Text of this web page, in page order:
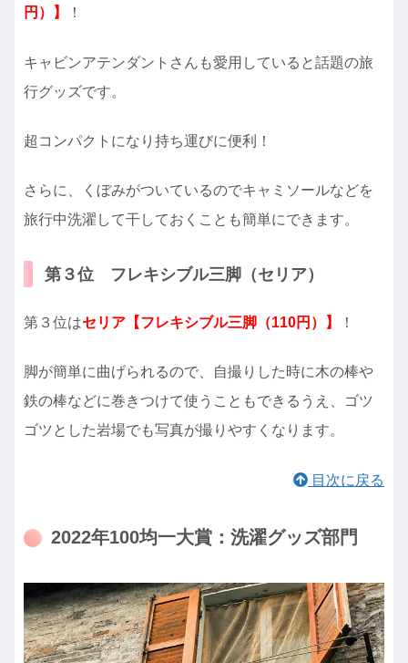
円）】
！
キャビンアテンダントさんも愛用していると話題の旅
行グッズです。
超コンパクトになり持ち運びに便利！
さらに、くぼみがついているのでキャミソールなどを
旅行中洗濯して干しておくことも簡単にできます。
第３位 フレキシブル三脚（セリア）
第３位はセリア【フレキシブル三脚（110円）】 ！
脚が簡単に曲げられるので、自撮りした時に木の棒や
鉄の棒などに巻きつけて使うこともできるうえ、ゴツ
ゴツとした岩場でも写真が撮りやすくなります。
目次に戻る
2022年100均一大賞：洗濯グッズ部門